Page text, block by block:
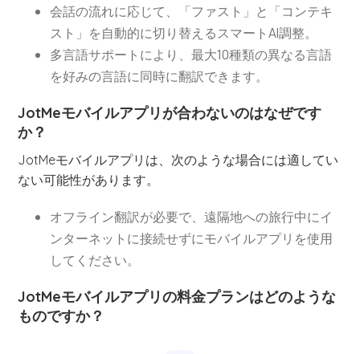
会話の流れに応じて、「ファスト」と「コンテキ
スト」を自動的に切り替えるスマートAI調整。
多言語サポートにより、最大10種類の異なる言語
を好みの言語に同時に翻訳できます。
JotMeモバイルアプリが合わないのはなぜです
か？
JotMeモバイルアプリは、次のような場合には適してい
ない可能性があります。
オフライン翻訳が必要で、遠隔地への旅行中にイ
ンターネットに接続せずにモバイルアプリを使用
してください。
JotMeモバイルアプリの料金プランはどのような
ものですか？